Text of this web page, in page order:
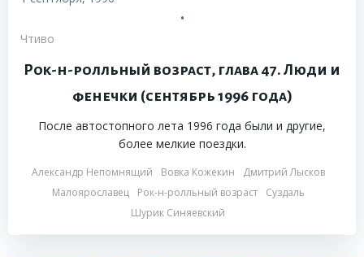
•
Чтиво
Рок-н-ролльный возраст, глава 47. Люди и
фенечки (сентябрь 1996 года)
После автостопного лета 1996 года были и другие,
более мелкие поездки.
Александр Непомнящий Вовка Кожекин
Дмитрий Лысков
Малоярославец
Рок-н-ролльный возраст
Суздаль
Шурик Синяевский